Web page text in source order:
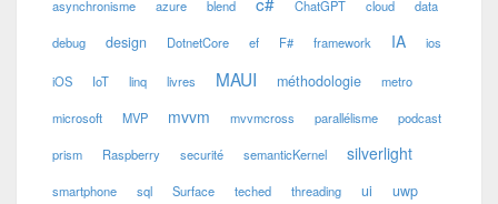
asynchronisme azure blend ChatGPT cloud data
debug design DotnetCore ef F# framework IA ios
iOS IoT linq livres MAUI méthodologie metro
microsoft MVP mvvm mvvmcross parallélisme podcast
prism Raspberry securité semanticKernel silverlight
smartphone sql Surface teched threading ui uwp